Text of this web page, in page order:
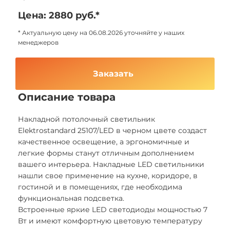
Цена: 2880 руб.*
* Актуальную цену на 06.08.2026 уточняйте у наших
менеджеров
Заказать
Описание товара
Накладной потолочный светильник
Elektrostandard 25107/LED в черном цвете создаст
качественное освещение, а эргономичные и
легкие формы станут отличным дополнением
вашего интерьера. Накладные LED светильники
нашли свое применение на кухне, коридоре, в
гостиной и в помещениях, где необходима
функциональная подсветка.
Встроенные яркие LED светодиоды мощностью 7
Вт и имеют комфортную цветовую температуру